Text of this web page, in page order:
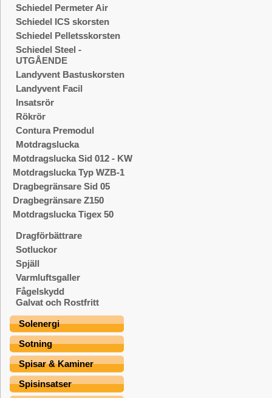
Schiedel Permeter Air
Schiedel ICS skorsten
Schiedel Pelletsskorsten
Schiedel Steel -
UTGÅENDE
Landyvent Bastuskorsten
Landyvent Facil
Insatsrör
Rökrör
Contura Premodul
Motdragslucka
Motdragslucka Sid 012 - KW
Motdragslucka Typ WZB-1
Dragbegränsare Sid 05
Dragbegränsare Z150
Motdragslucka Tigex 50
Dragförbättrare
Sotluckor
Spjäll
Varmluftsgaller
Fågelskydd
Galvat och Rostfritt
Solenergi
Sotning
Spisar & Kaminer
Spisinsatser